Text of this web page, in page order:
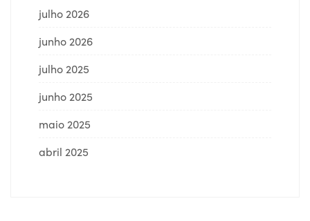
julho 2026
junho 2026
julho 2025
junho 2025
maio 2025
abril 2025